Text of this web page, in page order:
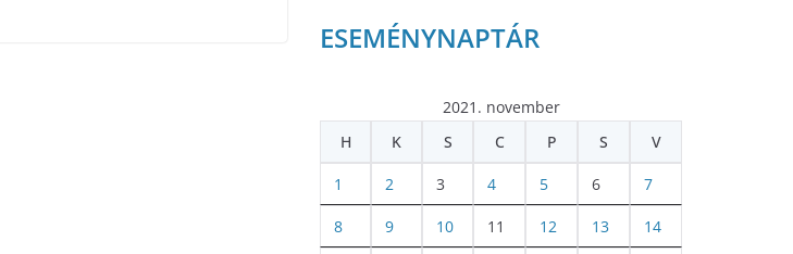
ESEMÉNYNAPTÁR
2021. november
H
K S C P S V
1 2 3 4 5 6 7
8 9 10 11 12 13 14